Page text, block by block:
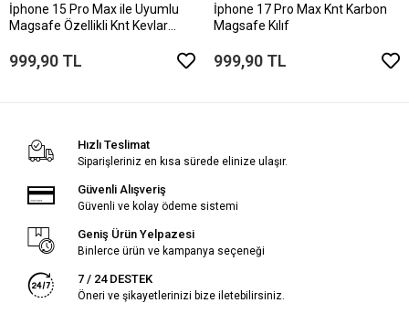
İphone 15 Pro Max ile Uyumlu
Magsafe Özellikli Knt Kevlar
999,90 TL
İphone 17 Pro Max Knt Karbon
Magsafe Kılıf
999,90 TL
Hızlı Teslimat
Siparişleriniz en kısa sürede elinize ulaşır.
Güvenli Alışveriş
Güvenli ve kolay ödeme sistemi
Geniş Ürün Yelpazesi
Binlerce ürün ve kampanya seçeneği
7 / 24 DESTEK
Öneri ve şikayetlerinizi bize iletebilirsiniz.